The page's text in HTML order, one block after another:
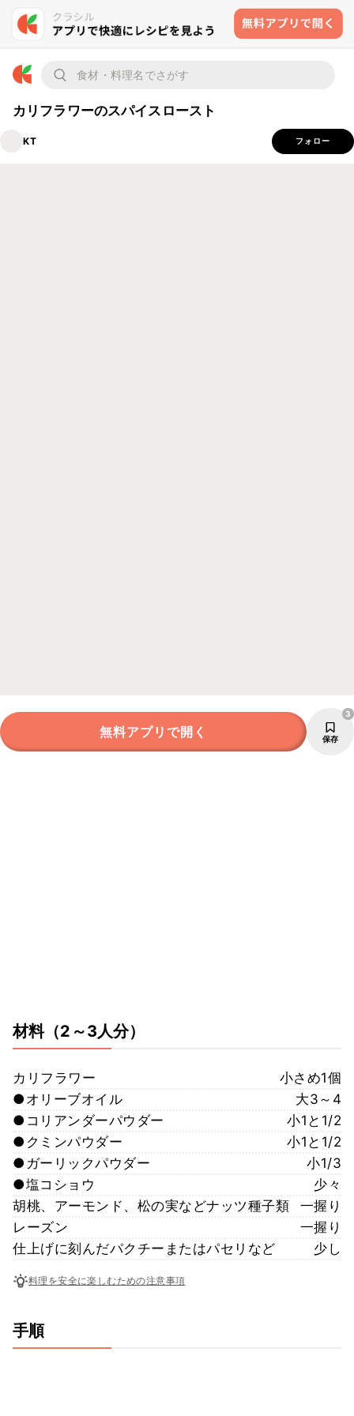
カリフラワーのスパイスロースト
KT フォロー
無料アプリで開く 保存
3
材料（2～3人分）
カリフラワー
小さめ1個
●オリーブオイル
大3～4
●コリアンダーパウダー
小1と1/2
●クミンパウダー
小1と1/2
●ガーリックパウダー
小1/3
●塩コショウ
少々
胡桃、アーモンド、松の実などナッツ種子類
一握り
レーズン
一握り
仕上げに刻んだパクチーまたはパセリなど
少し
料理を安全に楽しむための注意事項
手順